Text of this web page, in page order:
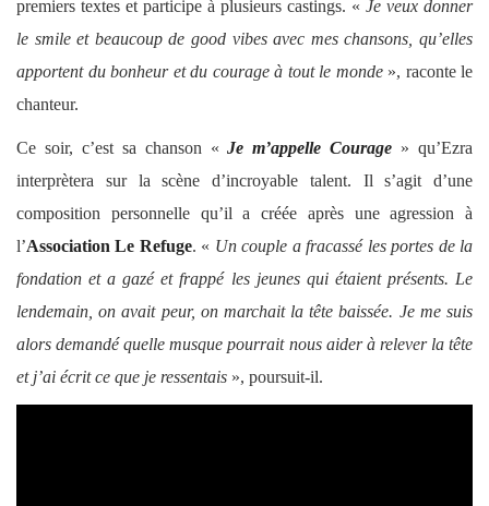
premiers textes et participe à plusieurs castings. « Je veux donner
le smileet beaucoup degood vibesavec mes chansons, qu’elles
apportent du bonheur et du courage à tout le monde», raconte le
chanteur.
Ce soir, c’est sa chanson « Je m’appelle Courage » qu’Ezra
interprètera sur la scène d’incroyable talent. Il s’agit d’une
composition personnelle qu’il a créée après une agression à
l’Association Le Refuge. « Un couple a fracassé les portes de la
fondation et a gazé et frappé les jeunes qui étaient présents. Le
lendemain, on avait peur, on marchait la tête baissée. Je me suis
alors demandé quelle musque pourrait nous aider à relever la tête
et j’ai écrit ce que je ressentais », poursuit-il.